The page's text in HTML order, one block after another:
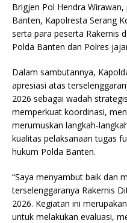
Brigjen Pol Hendra
Banten, Kapolresta Serang
serta para peserta Rakernis
Polda Banten dan Polres
Dalam sambutannya,
apresiasi atas
2026 sebagai wadah
memperkuat koordinasi,
merumuskan langkah-
kualitas pelaksanaan tugas
hukum Polda Banten.
“Saya menyambut baik dan
terselenggaranya Rakernis
2026. Kegiatan ini
untuk melakukan evaluasi,